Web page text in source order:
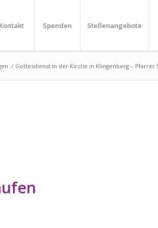
Kontakt Spenden Stellenangebote
/ Gottesdienst in der Kirche in Klingenberg – Pfarrer